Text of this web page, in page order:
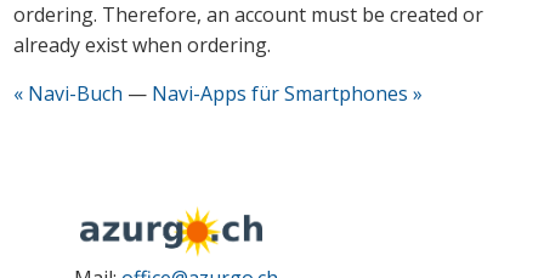
ordering. Therefore, an account must be created or
already exist when ordering.
« Navi-Buch — Navi-Apps für Smartphones »